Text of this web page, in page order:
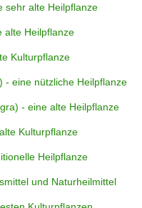
sehr alte Heilpflanze
alte Heilpflanze
Kulturpflanze
- eine nützliche Heilpflanze
- eine alte Heilpflanze
Kulturpflanze
Heilpflanze
und Naturheilmittel